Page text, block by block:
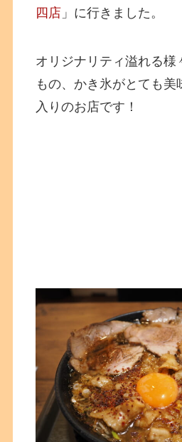
四店 」に行きました。
オリジナリティ溢れる様
もの、かき氷がとても美
入りのお店です！